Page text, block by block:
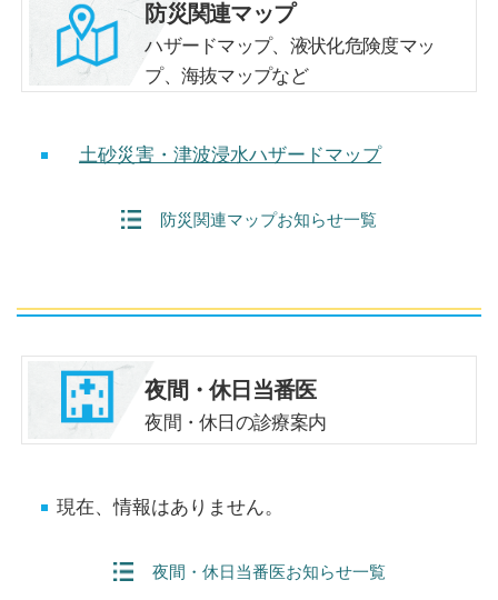
防災関連マップ
ハザードマップ、液状化危険度マッ
プ、海抜マップなど
土砂災害・津波浸水ハザードマップ
防災関連マップお知らせ一覧
夜間・休日当番医
夜間・休日の診療案内
現在、情報はありません。
夜間・休日当番医お知らせ一覧